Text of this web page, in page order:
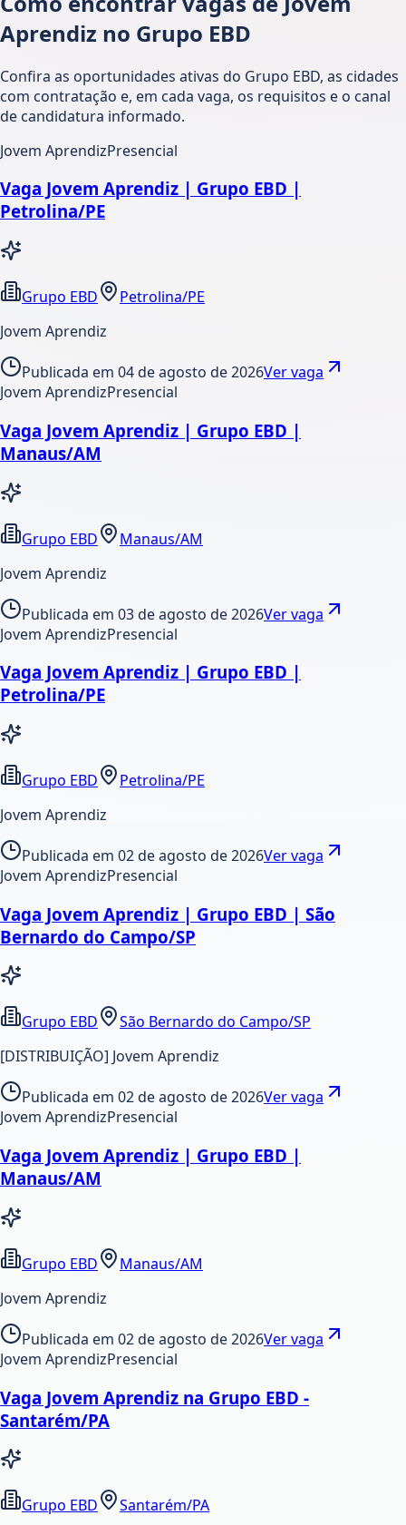
Aprendiz no Grupo EBD
Confira as oportunidades ativas do Grupo EBD, as cidades
com contratação e, em cada vaga, os requisitos e o canal
de candidatura informado.
Jovem AprendizPresencial
Vaga Jovem Aprendiz | Grupo EBD |
Petrolina/PE
Grupo EBD
Petrolina/PE
Jovem Aprendiz
Publicada em 04 de agosto de 2026Ver vaga
Jovem AprendizPresencial
Vaga Jovem Aprendiz | Grupo EBD |
Manaus/AM
Grupo EBD
Manaus/AM
Jovem Aprendiz
Publicada em 03 de agosto de 2026Ver vaga
Jovem AprendizPresencial
Vaga Jovem Aprendiz | Grupo EBD |
Petrolina/PE
Grupo EBD
Petrolina/PE
Jovem Aprendiz
Publicada em 02 de agosto de 2026Ver vaga
Jovem AprendizPresencial
Vaga Jovem Aprendiz | Grupo EBD | São
Bernardo do Campo/SP
Grupo EBD
São Bernardo do Campo/SP
[DISTRIBUIÇÃO] Jovem Aprendiz
Publicada em 02 de agosto de 2026Ver vaga
Jovem AprendizPresencial
Vaga Jovem Aprendiz | Grupo EBD |
Manaus/AM
Grupo EBD
Manaus/AM
Jovem Aprendiz
Publicada em 02 de agosto de 2026Ver vaga
Jovem AprendizPresencial
Vaga Jovem Aprendiz na Grupo EBD -
Santarém/PA
Grupo EBD
Santarém/PA